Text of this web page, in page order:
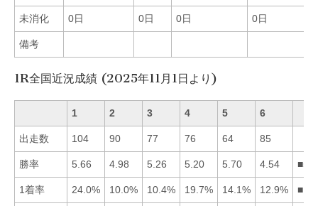
未消化 0日 0日 0日 0日
備考
1R全国近況成績 (2025年11月1日より)
1 2 3 4 5 6
出走数 104 90 77 76 64 85
勝率 5.66 4.98 5.26 5.20 5.70 4.54
1着率 24.0% 10.0% 10.4% 19.7% 14.1% 12.9%